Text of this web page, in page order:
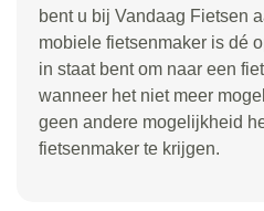
bent u bij Vandaag Fietsen
mobiele fietsenmaker is dé
in staat bent om naar een
wanneer het niet meer
geen andere mogelijkheid
fietsenmaker te krijgen.